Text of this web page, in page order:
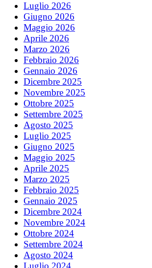
Luglio 2026
Giugno 2026
Maggio 2026
Aprile 2026
Marzo 2026
Febbraio 2026
Gennaio 2026
Dicembre 2025
Novembre 2025
Ottobre 2025
Settembre 2025
Agosto 2025
Luglio 2025
Giugno 2025
Maggio 2025
Aprile 2025
Marzo 2025
Febbraio 2025
Gennaio 2025
Dicembre 2024
Novembre 2024
Ottobre 2024
Settembre 2024
Agosto 2024